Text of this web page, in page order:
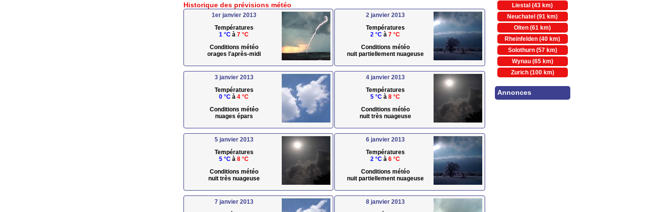
Historique des prévisions météo
1er janvier 2013
Températures
1 °C à 7 °C
Conditions météo
orages l'après-midi
2 janvier 2013
Températures
2 °C à 7 °C
Conditions météo
nuit partiellement nuageuse
3 janvier 2013
Températures
0 °C à 4 °C
Conditions météo
nuages épars
4 janvier 2013
Températures
5 °C à 8 °C
Conditions météo
nuit très nuageuse
5 janvier 2013
Températures
5 °C à 8 °C
Conditions météo
nuit très nuageuse
6 janvier 2013
Températures
2 °C à 6 °C
Conditions météo
nuit partiellement nuageuse
7 janvier 2013
8 janvier 2013
Liestal (43 km)
Neuchatel (91 km)
Olten (61 km)
Rheinfelden (40 km)
Solothurn (57 km)
Wynau (65 km)
Zurich (100 km)
Annonces